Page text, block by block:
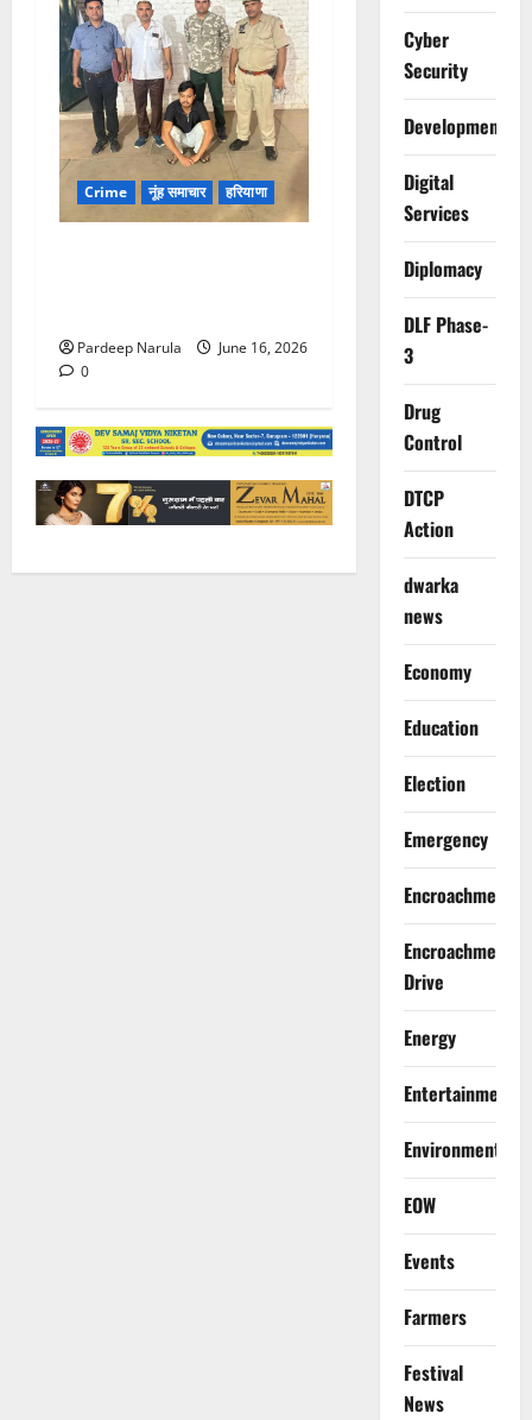
Crime नूंह समाचार हरियाणा
Pardeep Narula
June 16, 2026
0
Cyber
Security
Development
Digital
Services
Diplomacy
DLF Phase-
3
Drug
Control
DTCP
Action
dwarka
news
Economy
Education
Election
Emergency
Encroachment
Encroachment
Drive
Energy
Entertainment
Environment
EOW
Events
Farmers
Festival
News